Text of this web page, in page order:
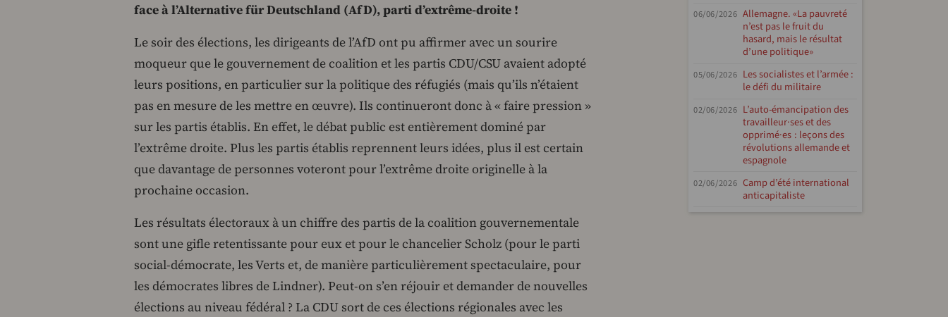
face à l’Alternative für Deutschland (AfD), parti d’extrême-droite !
Le soir des élections, les dirigeants de l’AfD ont pu affirmer avec un sourire
moqueur que le gouvernement de coalition et les partis CDU/CSU avaient adopté
leurs positions, en particulier sur la politique des réfugiés (mais qu’ils n’étaient
pas en mesure de les mettre en œuvre). Ils continueront donc à « faire pression »
sur les partis établis. En effet, le débat public est entièrement dominé par
l’extrême droite. Plus les partis établis reprennent leurs idées, plus il est certain
que davantage de personnes voteront pour l’extrême droite originelle à la
prochaine occasion.
Les résultats électoraux à un chiffre des partis de la coalition gouvernementale
sont une gifle retentissante pour eux et pour le chancelier Scholz (pour le parti
social-démocrate, les Verts et, de manière particulièrement spectaculaire, pour
les démocrates libres de Lindner). Peut-on s’en réjouir et demander de nouvelles
élections au niveau fédéral ? La CDU sort de ces élections régionales avec les
06/06/2026 Allemagne. «La pauvreté
n’est pas le fruit du
hasard, mais le résultat
d’une politique»
05/06/2026 Les socialistes et l’armée :
le défi du militaire
02/06/2026 L’auto-émancipation des
travailleur·ses et des
opprimé·es : leçons des
révolutions allemande et
espagnole
02/06/2026 Camp d’été international
anticapitaliste